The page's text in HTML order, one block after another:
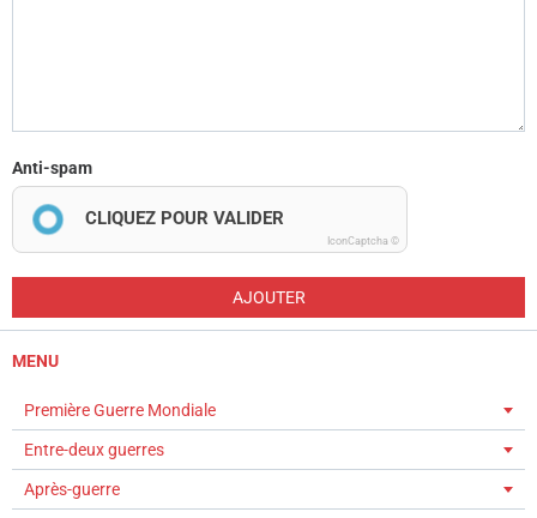
Anti-spam
CLIQUEZ POUR VALIDER
IconCaptcha ©
AJOUTER
MENU
Première Guerre Mondiale
Entre-deux guerres
Après-guerre